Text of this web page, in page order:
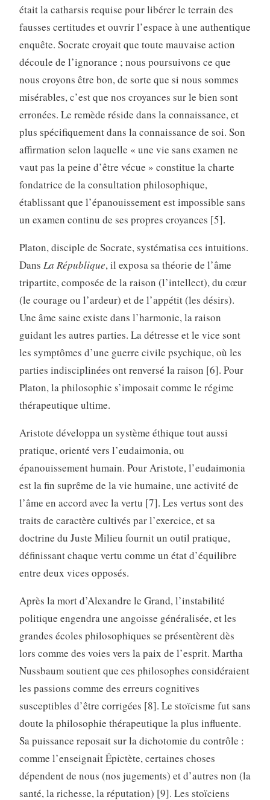
était la catharsis requise pour libérer le terrain des
fausses certitudes et ouvrir l’espace à une authentique
enquête. Socrate croyait que toute mauvaise action
découle de l’ignorance ; nous poursuivons ce que
nous croyons être bon, de sorte que si nous sommes
misérables, c’est que nos croyances sur le bien sont
erronées. Le remède réside dans la connaissance, et
plus spécifiquement dans la connaissance de soi. Son
affirmation selon laquelle « une vie sans examen ne
vaut pas la peine d’être vécue » constitue la charte
fondatrice de la consultation philosophique,
établissant que l’épanouissement est impossible sans
un examen continu de ses propres croyances [5].
Platon, disciple de Socrate, systématisa ces intuitions.
Dans La République, il exposa sa théorie de l’âme
tripartite, composée de la raison (l’intellect), du cœur
(le courage ou l’ardeur) et de l’appétit (les désirs).
Une âme saine existe dans l’harmonie, la raison
guidant les autres parties. La détresse et le vice sont
les symptômes d’une guerre civile psychique, où les
parties indisciplinées ont renversé la raison [6]. Pour
Platon, la philosophie s’imposait comme le régime
thérapeutique ultime.
Aristote développa un système éthique tout aussi
pratique, orienté vers l’eudaimonia, ou
épanouissement humain. Pour Aristote, l’eudaimonia
est la fin suprême de la vie humaine, une activité de
l’âme en accord avec la vertu [7]. Les vertus sont des
traits de caractère cultivés par l’exercice, et sa
doctrine du Juste Milieu fournit un outil pratique,
définissant chaque vertu comme un état d’équilibre
entre deux vices opposés.
Après la mort d’Alexandre le Grand, l’instabilité
politique engendra une angoisse généralisée, et les
grandes écoles philosophiques se présentèrent dès
lors comme des voies vers la paix de l’esprit. Martha
Nussbaum soutient que ces philosophes considéraient
les passions comme des erreurs cognitives
susceptibles d’être corrigées [8]. Le stoïcisme fut sans
doute la philosophie thérapeutique la plus influente.
Sa puissance reposait sur la dichotomie du contrôle :
comme l’enseignait Épictète, certaines choses
dépendent de nous (nos jugements) et d’autres non (la
santé, la richesse, la réputation) [9]. Les stoïciens